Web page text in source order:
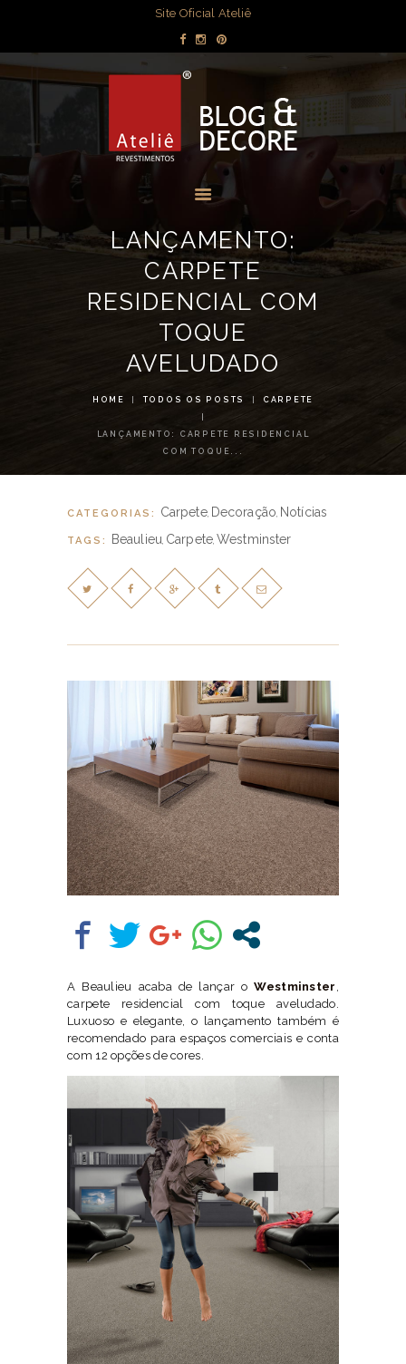
Site Oficial Ateliê
LANÇAMENTO:
CARPETE
RESIDENCIAL COM
TOQUE
AVELUDADO
HOME TODOS OS POSTS CARPETE
LANÇAMENTO: CARPETE RESIDENCIAL
COM TOQUE...
BLOG & DECORE - ATELIÊ
REVESTIMENTOS
Blog com dicas de decorações e interiores.
DECORAÇÃO
DICAS POR
AMBIENTE
MÍDIA
EVENTOS
LOJAS
CONTATO
CATEGORIAS: Carpete, Decoração, Notícias
TAGS: Beaulieu, Carpete, Westminster
A Beaulieu acaba de lançar oWestminster
carpete residencial com toque aveludado.
Luxuoso e elegante, o lançamento também é
recomendado para espaços comerciais e conta
com 12 opções de cores.